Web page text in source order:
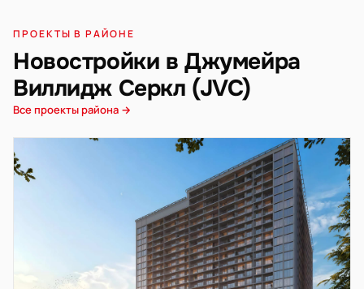
ПРОЕКТЫ В РАЙОНЕ
Новостройки в Джумейра
Виллидж Серкл (JVC)
Все проекты района →